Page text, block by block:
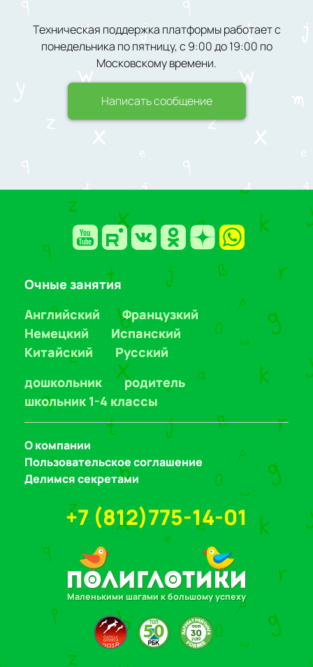
Техническая поддержка платформы работает с
понедельника по пятницу, с 9:00 до 19:00 по
Московскому времени.
Написать сообщение
Очные занятия
Английский
Французкий
Немецкий
Испанский
Китайский
Русский
дошкольник
родитель
школьник 1-4 классы
О компании
Пользовательское соглашение
Делимся секретами
+7 (812)775-14-01
Маленькими шагами к большому успеху